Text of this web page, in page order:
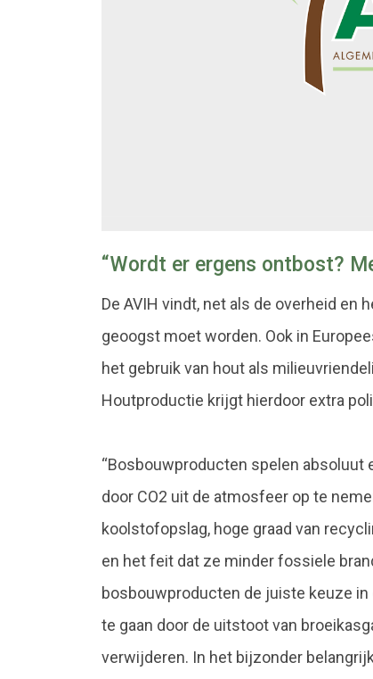
“Wordt er ergens ontbost?
De AVIH vindt, net als de overheid
geoogst moet worden. Ook in
het gebruik van hout als
Houtproductie krijgt hierdoor extra
“Bosbouwproducten spelen absoluut
door CO2 uit de atmosfeer op te
koolstofopslag, hoge graad van
en het feit dat ze minder fossiele
bosbouwproducten de juiste keuze
te gaan door de uitstoot van
verwijderen. In het bijzonder